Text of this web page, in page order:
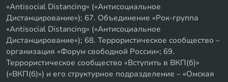
«Antisocial Distancing» («Антисоциальное
Дистанцирование»); 67. Объединение «Рок-группа
«Antisocial Distancing» («Антисоциальное
Дистанцирование»); 68. Террористическое сообщество –
организация «Форум свободной России»; 69.
Террористическое сообщество «Вступить в ВКП(б)»
(«ВКП(б)») и его структурное подразделение – «Омская